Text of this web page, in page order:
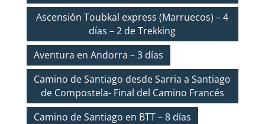
Ascensión Toubkal express (Marruecos) – 4
días – 2 de Trekking
Aventura en Andorra – 3 días
Camino de Santiago desde Sarria a Santiago
de Compostela- Final del Camino Francés
Camino de Santiago en BTT – 8 días